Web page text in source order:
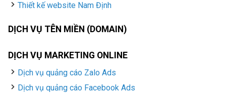
Thiết kế website Nam Định
DỊCH VỤ TÊN MIỀN (DOMAIN)
DỊCH VỤ MARKETING ONLINE
Dịch vụ quảng cáo Zalo Ads
Dịch vụ quảng cáo Facebook Ads